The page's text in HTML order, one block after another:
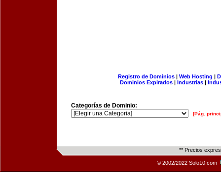
Registro de Dominios| Web Hosting |
Dominios Expirados | Industrias |
Categorías de Dominio:
[Pág.
** Precios
© 2002/2022 Solo10.com